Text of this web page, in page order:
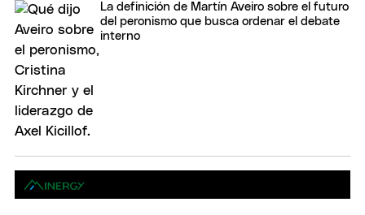
La definición de Martín Aveiro sobre el futuro
del peronismo que busca ordenar el debate
interno